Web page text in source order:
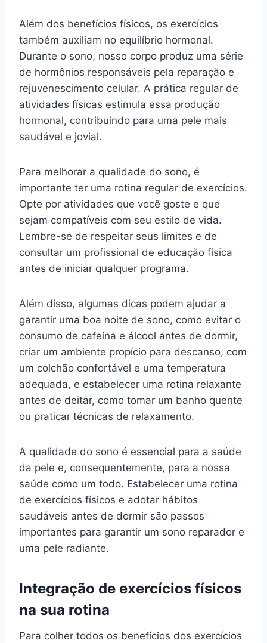
Além dos benefícios físicos, os exercícios
também auxiliam no equilíbrio hormonal.
Durante o sono, nosso corpo produz uma série
de hormônios responsáveis pela reparação e
rejuvenescimento celular. A prática regular de
atividades físicas estimula essa produção
hormonal, contribuindo para uma pele mais
saudável e jovial.
Para melhorar a qualidade do sono, é
importante ter uma rotina regular de exercícios.
Opte por atividades que você goste e que
sejam compatíveis com seu estilo de vida.
Lembre-se de respeitar seus limites e de
consultar um profissional de educação física
antes de iniciar qualquer programa.
Além disso, algumas dicas podem ajudar a
garantir uma boa noite de sono, como evitar o
consumo de cafeína e álcool antes de dormir,
criar um ambiente propício para descanso, com
um colchão confortável e uma temperatura
adequada, e estabelecer uma rotina relaxante
antes de deitar, como tomar um banho quente
ou praticar técnicas de relaxamento.
A qualidade do sono é essencial para a saúde
da pele e, consequentemente, para a nossa
saúde como um todo. Estabelecer uma rotina
de exercícios físicos e adotar hábitos
saudáveis antes de dormir são passos
importantes para garantir um sono reparador e
uma pele radiante.
Integração de exercícios físicos
na sua rotina
Para colher todos os benefícios dos exercícios